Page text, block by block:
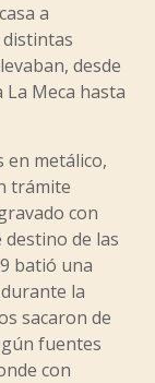
a
desde
Meca hasta
en metálico,
trámite
con
destino de las
batió una
la
sacaron de
fuentes
con